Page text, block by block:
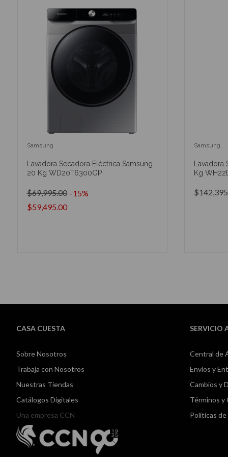
Samsung
Lavadora Secadora Eléctrica Samsung
20 Kg WD20T6300GP
$59,495.00
$69,995.00 -15%
Samsung
Lavadora
Kg
CASA CUESTA
Sobre Nosotros
Trabaja con Nosotros
Nuestras Tiendas
Catálogos Digitales
Una empresa CCN
SERVICIO
Central de
Envíos y
Cambios y
Términos y
Políticas